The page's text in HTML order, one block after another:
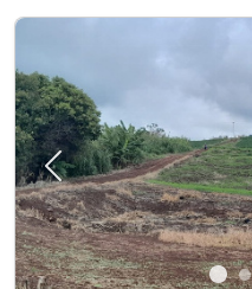
Previous